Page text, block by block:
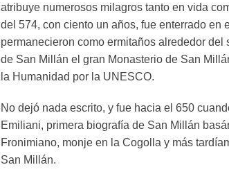
atribuye numerosos milagros tanto en vida
del 574, con ciento un años, fue enterrado
permanecieron como ermitaños alrededor
de San Millán el gran Monasterio de San
la Humanidad por la UNESCO.
No dejó nada escrito, y fue hacia el 650
Emiliani, primera biografía de San Millán
Fronimiano, monje en la Cogolla y más
San Millán.